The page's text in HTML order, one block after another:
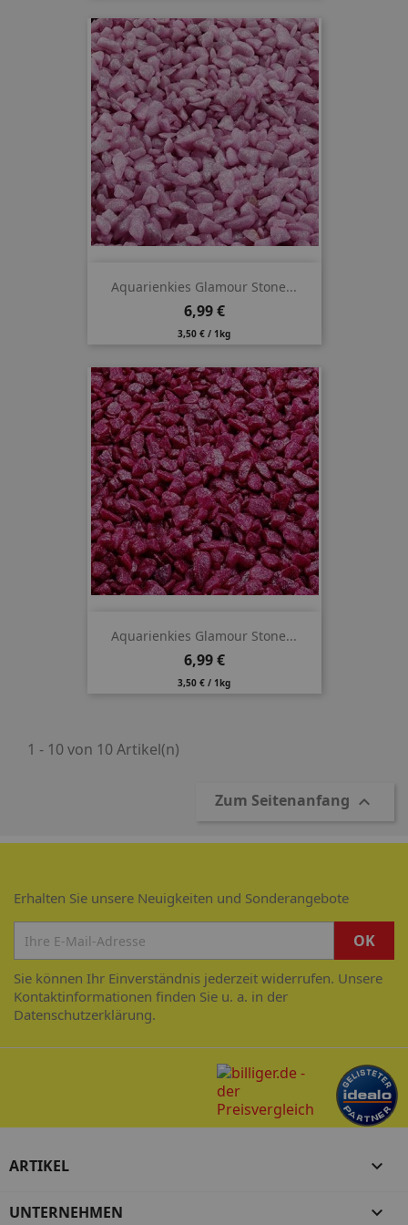
Aquarienkies Glamour Stone...
Preis
6,99 €
3,50 € / 1kg
Aquarienkies Glamour Stone...
Preis
6,99 €
3,50 € / 1kg
1 - 10 von 10 Artikel(n)
Zum Seitenanfang 
Erhalten Sie unsere Neuigkeiten und Sonderangebote
Sie können Ihr Einverständnis jederzeit widerrufen. Unsere
Kontaktinformationen finden Sie u. a. in der
Datenschutzerklärung.
ARTIKEL 
UNTERNEHMEN 